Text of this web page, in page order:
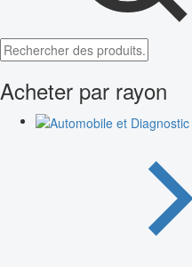
Acheter par rayon